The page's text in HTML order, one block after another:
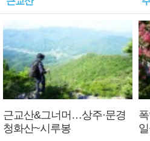
근교산&그너머…상주·문경
청화산~시루봉